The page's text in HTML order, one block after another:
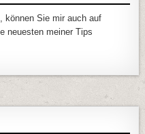
können Sie mir auch auf
neuesten meiner Tips